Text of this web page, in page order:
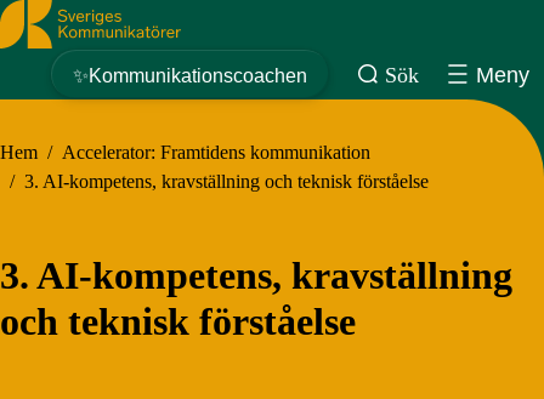
Sveriges Kommunikatörer
✨Kommunikationscoachen Sök Meny
Hem / Accelerator: Framtidens kommunikation
/ 3. AI-kompetens, kravställning och teknisk förståelse​
3. AI-kompetens, kravställning
och teknisk förståelse​